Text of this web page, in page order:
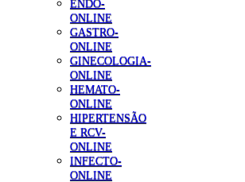
ENDO-
ONLINE
GASTRO-
ONLINE
GINECOLOGIA-
ONLINE
HEMATO-
ONLINE
HIPERTENSÃO
E RCV-
ONLINE
INFECTO-
ONLINE